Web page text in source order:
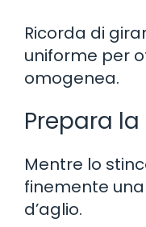
Ricorda di
uniforme per
omogenea.
Prepara
Mentre lo
finemente
d’aglio.